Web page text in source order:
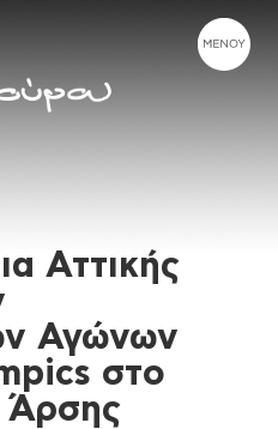
Αττικής
Αγώνων
στο
Άρσης